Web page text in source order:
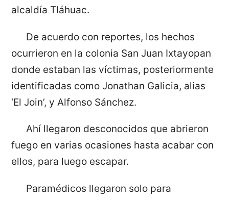
alcaldía Tláhuac.
De acuerdo con reportes, los hechos
ocurrieron en la colonia San Juan Ixtayopan
donde estaban las víctimas, posteriormente
identificadas como Jonathan Galicia, alias
‘El Join’, y Alfonso Sánchez.
Ahí llegaron desconocidos que abrieron
fuego en varias ocasiones hasta acabar con
ellos, para luego escapar.
Paramédicos llegaron solo para